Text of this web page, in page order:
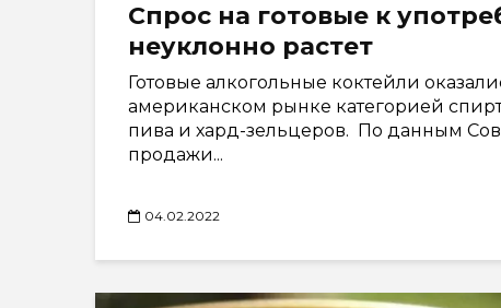
Спрос на готовые к
неуклонно растет
Готовые алкогольные коктейли
американском рынке категорией
пива и хард-зельцеров. По данным
продажи...
04.02.2022